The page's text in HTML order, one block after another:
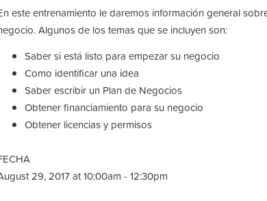
este entrenamiento le daremos información general
Algunos de los temas que se incluyen son:
Saber si está listo para empezar su negocio
Como identificar una idea
Saber escribir un Plan de Negocios
Obtener financiamiento para su negocio
Obtener licencias y permisos
29, 2017 at 10:00am - 12:30pm